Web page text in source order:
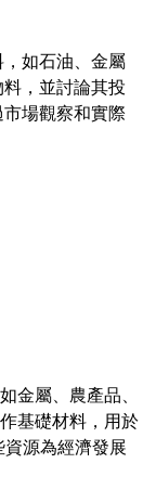
如石油、金屬
，並討論其投
場觀察和實際
金屬、農產品、
基礎材料，用於
源為經濟發展